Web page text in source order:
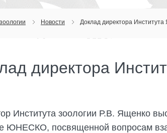
Новости Доклад директора Института
директора
Института зоологии Р.В. Ященко
ЮНЕСКО, посвященной вопросам